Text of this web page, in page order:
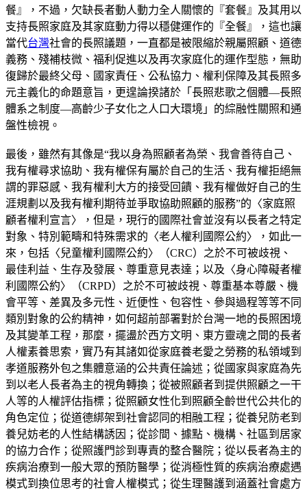
餐』，不過，欠缺長者動人動力全人關懷的『套餐』及其用以
支持長照家庭及其家庭動力得以穩健運作的『全餐』，這也讓
當代台灣社會的長照議題，一直都是被限縮於親屬照顧、道德
義務、殘補枝微、福利促進以及再次家庭化的運作型態，無助
復歸於最終父母、國家責任、公私協力、權利保障及其長照多
元主義化的命題意旨，更遑論揆諸於「長照悲歌之個體—長照
體系之制度—高齡少子女化之人口大環境」的綜融性關照和通
盤性檢視。
最後，雖然有其像是“我以身為照顧者為榮、我會善待自己、
我有權尋求協助、我有權保有屬於自己的生活、我有權拒絕無
謂的罪惡感、我有權利大方的接受回饋、我有權做好自己的生
涯規劃以及我有權利期待並爭取協助照顧的服務”的〈家庭照
顧者權利宣言〉，但是，現行的國際社會並沒有以長者之特定
對象、特別範疇和特殊需求的〈老人權利國際公約〉，如此一
來，包括〈兒童權利國際公約〉（CRC）之於不可被歧視、
最佳利益、生存及發展、尊重意見表達；以及〈身心障礙者權
利國際公約〉（CRPD）之於不可被歧視、尊重基本尊嚴、機
會平等、差異及多元性、近便性、包容性、參與過程等等不同
類別對象的公約精神，如何超前部署對於台灣一地的長照困境
及其變革工程，那麼，擺盪於西方文明、東方靈魂之間的長者
人權素養思索，實乃有其諸如從家庭養老愛之勞務的私領域到
孝道服務外包之集體意涵的公共責任論述；從國家與家庭為先
到以老人長者為主的視角轉換；從被照顧者到提供照顧之一干
人等的人權評估指標；從照顧女性化到照顧全齡世代公共化的
角色定位；從道德綁架到社會認同的相融工程；從養兒防老到
養兒妨老的人性結構誘因；從診間、據點、機構、社區到居家
的協力合作；從照護門診到專責的整合醫院；從以長者為主的
疾病治療到一般大眾的預防醫學；從消極性質的疾病治療處遇
模式到換位思考的社會人權模式；從生理醫護到涵蓋社會處方